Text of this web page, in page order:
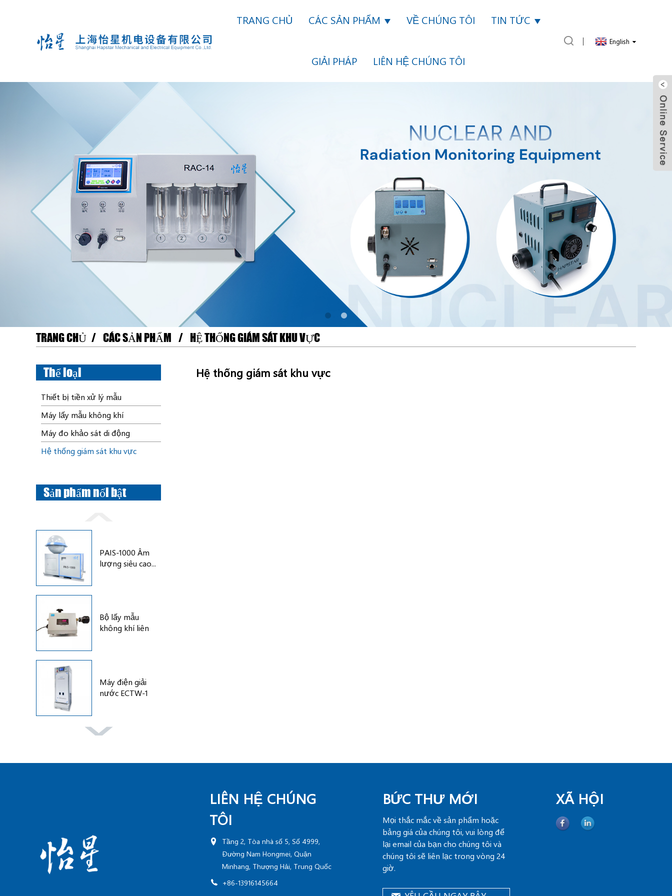
TRANG CHỦ CÁC SẢN PHẨM VỀ CHÚNG TÔI TIN TỨC
GIẢI PHÁP LIÊN HỆ CHÚNG TÔI
English
TRANG CHỦ CÁC SẢN PHẨM HỆ THỐNG GIÁM SÁT KHU VỰC
Thể loại
Thiết bị tiền xử lý mẫu
Máy lấy mẫu không khí
Máy đo khảo sát di động
Hệ thống giám sát khu vực
Sản phẩm nổi bật
PAIS-1000 Âm
lượng siêu cao...
Bộ lấy mẫu
không khí liên
Máy điện giải
nước ECTW-1
Hệ thống giám sát khu vực
LIÊN HỆ CHÚNG
TÔI
Tầng 2, Tòa nhà số 5, Số 4999,
Đường Nam Hongmei, Quận
Minhang, Thượng Hải, Trung Quốc
+86-13916145664
BỨC THƯ MỚI
Mọi thắc mắc về sản phẩm hoặc
bảng giá của chúng tôi, vui lòng để
lại email của bạn cho chúng tôi và
chúng tôi sẽ liên lạc trong vòng 24
giờ.
XÃ HỘI